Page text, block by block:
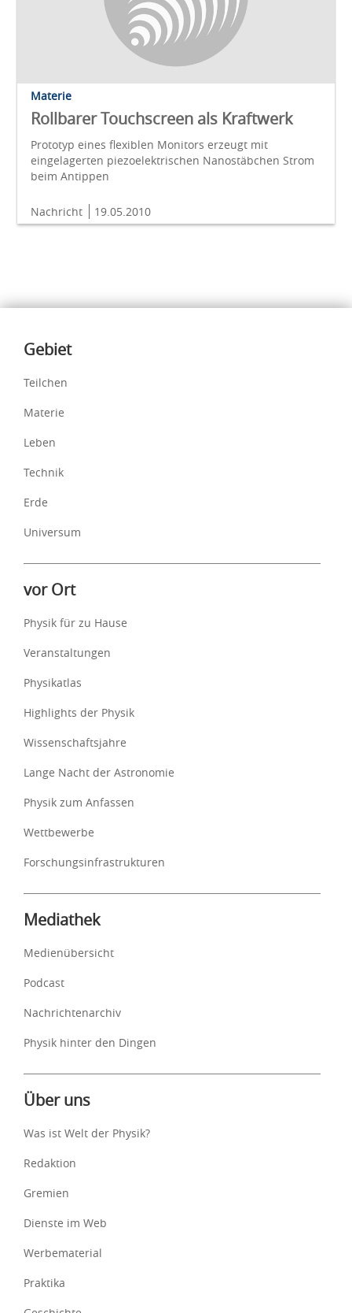
Materie
Rollbarer Touchscreen als Kraftwerk
Prototyp eines flexiblen Monitors erzeugt mit
eingelagerten piezoelektrischen Nanostäbchen Strom
beim Antippen
Nachricht 19.05.2010
Inhalte
Gebiet
Teilchen
Materie
Leben
Technik
Erde
Universum
vor Ort
Physik für zu Hause
Veranstaltungen
Physikatlas
Highlights der Physik
Wissenschaftsjahre
Lange Nacht der Astronomie
Physik zum Anfassen
Wettbewerbe
Forschungsinfrastrukturen
Mediathek
Medienübersicht
Podcast
Nachrichtenarchiv
Physik hinter den Dingen
Über uns
Was ist Welt der Physik?
Redaktion
Gremien
Dienste im Web
Werbematerial
Praktika